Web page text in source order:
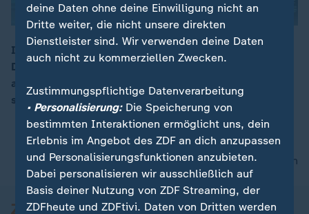
Im Streit um Grönland hat US-Präsident Trump
Deutschland und anderen Nato-Partnern Sonderzölle
angedroht. Vizekanzler Klingbeil sagte nun, man lasse
sich von den USA nicht erpressen.
nach oben
deine Daten ohne deine Einwilligung nicht an
Dritte weiter, die nicht unsere direkten
Dienstleister sind. Wir verwenden deine Daten
auch nicht zu kommerziellen Zwecken.
Zustimmungspflichtige Datenverarbeitung
• Personalisierung:Die Speicherung von
bestimmten Interaktionen ermöglicht uns, dein
Erlebnis im Angebot des ZDF an dich anzupassen
und Personalisierungsfunktionen anzubieten.
Dabei personalisieren wir ausschließlich auf
Basis deiner Nutzung von ZDF Streaming, der
ZDFheute und ZDFtivi. Daten von Dritten werden